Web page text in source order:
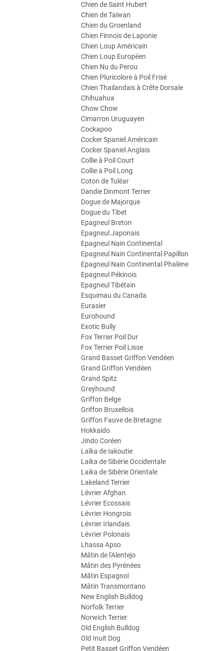
Chien de Saint Hubert
Chien de Taïwan
Chien du Groenland
Chien Finnois de Laponie
Chien Loup Américain
Chien Loup Européen
Chien Nu du Perou
Chien Pluricolore à Poil Frisé
Chien Thailandais à Crête Dorsale
Chihuahua
Chow Chow
Cimarron Uruguayen
Cockapoo
Cocker Spaniel Américain
Cocker Spaniel Anglais
Collie à Poil Court
Collie à Poil Long
Coton de Tuléar
Dandie Dinmont Terrier
Dogue de Majorque
Dogue du Tibet
Epagneul Breton
Epagneul Japonais
Epagneul Nain Continental
Epagneul Nain Continental Papillon
Epagneul Nain Continental Phalène
Epagneul Pékinois
Epagneul Tibétain
Esquimau du Canada
Eurasier
Eurohound
Exotic Bully
Fox Terrier Poil Dur
Fox Terrier Poil Lisse
Grand Basset Griffon Vendéen
Grand Griffon Vendéen
Grand Spitz
Greyhound
Griffon Belge
Griffon Bruxellois
Griffon Fauve de Bretagne
Hokkaido
Jindo Coréen
Laïka de Iakoutie
Laika de Sibérie Occidentale
Laika de Sibérie Orientale
Lakeland Terrier
Lévrier Afghan
Lévrier Ecossais
Lévrier Hongrois
Lévrier Irlandais
Lévrier Polonais
Lhassa Apso
Mâtin de l'Alentejo
Mâtin des Pyrénées
Mâtin Espagnol
Mâtin Transmontano
New English Bulldog
Norfolk Terrier
Norwich Terrier
Old English Bulldog
Old Inuit Dog
Petit Basset Griffon Vendéen